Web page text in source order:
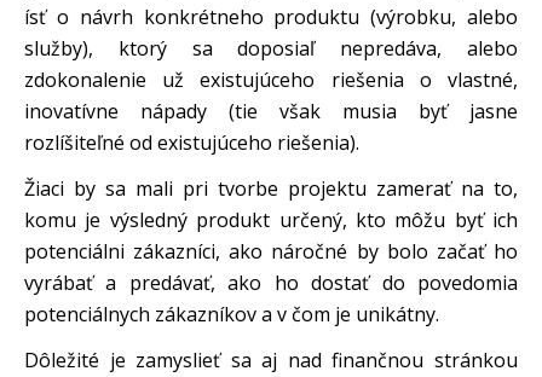
ísť o návrh konkrétneho produktu (výrobku, alebo
služby), ktorý sa doposiaľ nepredáva, alebo
zdokonalenie už existujúceho riešenia o vlastné,
inovatívne nápady (tie však musia byť jasne
rozlíšiteľné od existujúceho riešenia).
Žiaci by sa mali pri tvorbe projektu zamerať na to,
komu je výsledný produkt určený, kto môžu byť ich
potenciálni zákazníci, ako náročné by bolo začať ho
vyrábať a predávať, ako ho dostať do povedomia
potenciálnych zákazníkov a v čom je unikátny.
Dôležité je zamyslieť sa aj nad finančnou stránkou